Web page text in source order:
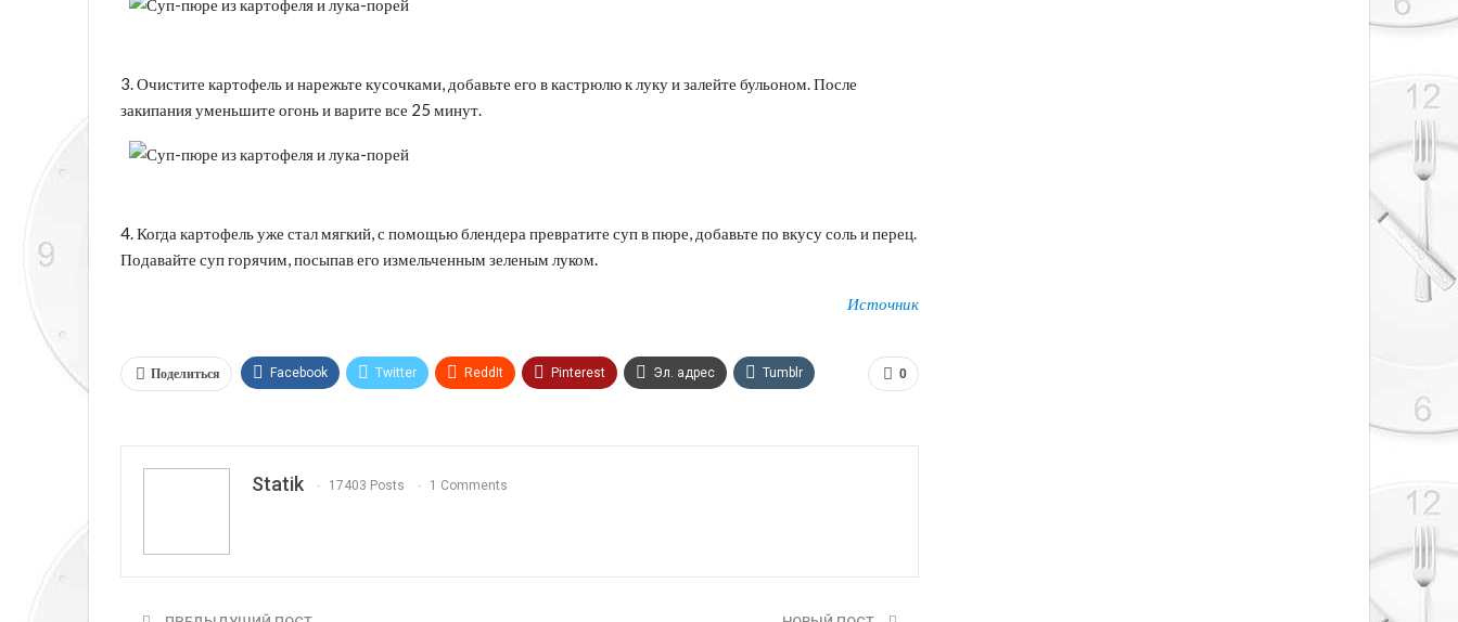
3. Очистите картофель и нарежьте кусочками, добавьте его в кастрюлю к луку и залейте бульоном. После
закипания уменьшите огонь и варите все 25 минут.
4. Когда картофель уже стал мягкий, с помощью блендера превратите суп в пюре, добавьте по вкусу соль и перец.
Подавайте суп горячим, посыпав его измельченным зеленым луком.
Источник
0
Поделиться Facebook Twitter ReddIt Pinterest Эл. адрес Tumblr
Statik 17403 Posts 1 Comments